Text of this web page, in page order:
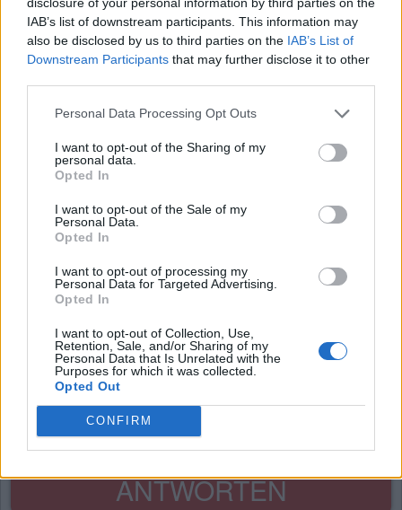
IAB’s list of downstream participants. This information may
also be disclosed by us to third parties on the IAB’s List of
Downstream Participants that may further disclose it to other
Personal Data Processing Opt Outs
I want to opt-out of the Sharing of my
personal data.
Opted In
I want to opt-out of the Sale of my
Personal Data.
Opted In
I want to opt-out of processing my
Personal Data for Targeted Advertising.
Opted In
I want to opt-out of Collection, Use,
Retention, Sale, and/or Sharing of my
Personal Data that Is Unrelated with the
Purposes for which it was collected.
Opted Out
CONFIRM
Bonusworte:
O T
Z
K
T
N
T
T
Z
O
T
A
T
O
N
O T
SUCHE NACH WEITEREN
ANTWORTEN